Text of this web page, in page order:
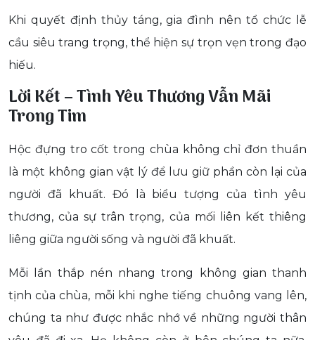
Khi quyết định thủy táng, gia đình nên tổ chức lễ
cầu siêu trang trọng, thể hiện sự trọn vẹn trong đạo
hiếu.
Lời Kết – Tình Yêu Thương Vẫn Mãi
Trong Tim
Hộc đựng tro cốt trong chùa không chỉ đơn thuần
là một không gian vật lý để lưu giữ phần còn lại của
người đã khuất. Đó là biểu tượng của tình yêu
thương, của sự trân trọng, của mối liên kết thiêng
liêng giữa người sống và người đã khuất.
Mỗi lần thắp nén nhang trong không gian thanh
tịnh của chùa, mỗi khi nghe tiếng chuông vang lên,
chúng ta như được nhắc nhớ về những người thân